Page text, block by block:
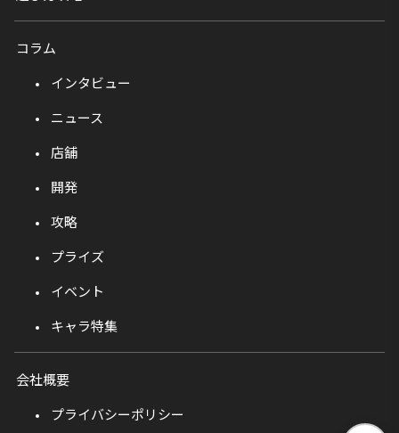
コラム
インタビュー
ニュース
店舗
開発
攻略
プライズ
イベント
キャラ特集
会社概要
プライバシーポリシー